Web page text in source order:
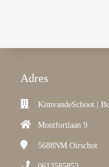
Adres
KimvandeSchoot |
Montfortlaan 9
5688NM Oirschot